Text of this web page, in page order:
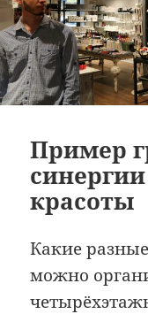
Пример
красоты
Какие
можно